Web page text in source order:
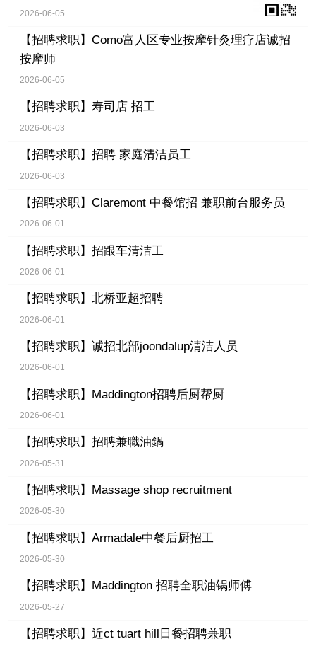
2026-06-05
【招聘求职】 Como富人区专业按摩针灸理疗店诚招
按摩师
2026-06-05
【招聘求职】 寿司店 招工
2026-06-03
【招聘求职】 招聘 家庭清洁员工
2026-06-03
【招聘求职】 Claremont 中餐馆招 兼职前台服务员
2026-06-01
【招聘求职】 招跟车清洁工
2026-06-01
【招聘求职】 北桥亚超招聘
2026-06-01
【招聘求职】 诚招北部joondalup清洁人员
2026-06-01
【招聘求职】 Maddington招聘后厨帮厨
2026-06-01
【招聘求职】 招聘兼職油鍋
2026-05-31
【招聘求职】 Massage shop recruitment
2026-05-30
【招聘求职】 Armadale中餐后厨招工
2026-05-30
【招聘求职】 Maddington 招聘全职油锅师傅
2026-05-27
【招聘求职】 近ct tuart hill日餐招聘兼职